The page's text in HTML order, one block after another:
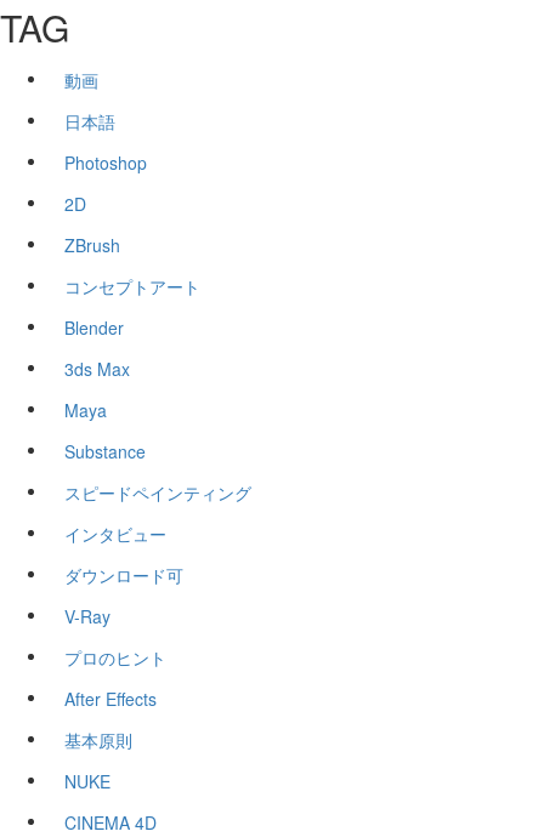
TAG
動画
日本語
Photoshop
2D
ZBrush
コンセプトアート
Blender
3ds Max
Maya
Substance
スピードペインティング
インタビュー
ダウンロード可
V-Ray
プロのヒント
After Effects
基本原則
NUKE
CINEMA 4D